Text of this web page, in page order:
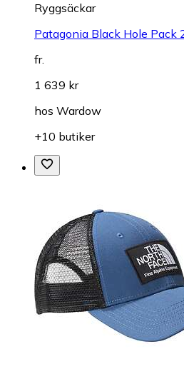
Ryggsäckar
Patagonia Black Hole Pack
fr.
1 639 kr
hos Wardow
+10 butiker